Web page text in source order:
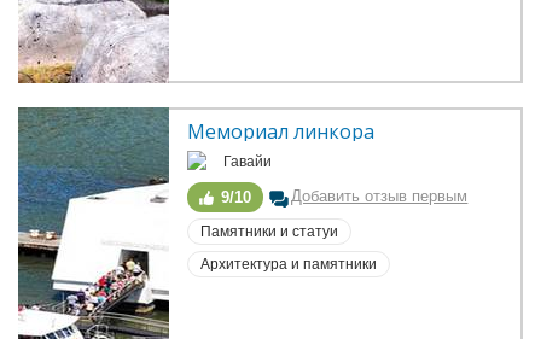
Мемориал линкора
Гавайи
9/10 Добавить отзыв первым
Памятники и статуи
Архитектура и памятники